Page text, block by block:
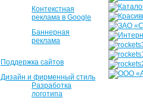
Контекстная
реклама в Google
Баннерная
реклама
Поддержка сайтов
Дизайн и фирменный стиль
Разработка
логотипа